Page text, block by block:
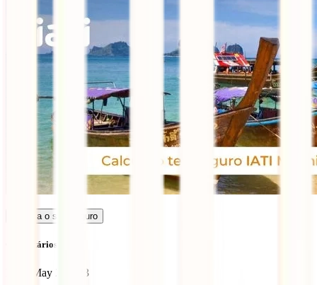
Calcula o seu seguro
Comentários (2)
May 2, 2023